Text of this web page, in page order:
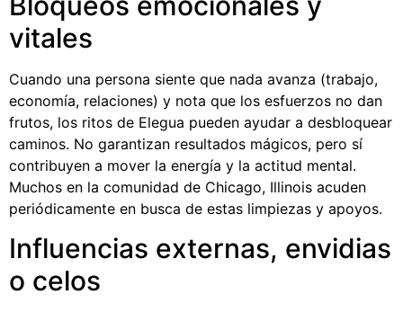
vitales
Cuando una persona siente que nada avanza (trabajo,
economía, relaciones) y nota que los esfuerzos no dan
frutos, los ritos de Elegua pueden ayudar a desbloquear
caminos. No garantizan resultados mágicos, pero sí
contribuyen a mover la energía y la actitud mental.
Muchos en la comunidad de Chicago, Illinois acuden
periódicamente en busca de estas limpiezas y apoyos.
Influencias externas, envidias
o celos